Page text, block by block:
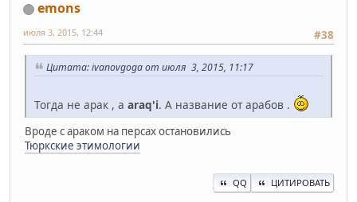
emons
#38
июля 3, 2015, 12:44
Цитата: ivanovgoga от июля 3, 2015, 11:17
Тогда не арак , а araq'i. А название от арабов .
Вроде с араком на персах остановились
Тюркские этимологии
QQ ЦИТИРОВАТЬ